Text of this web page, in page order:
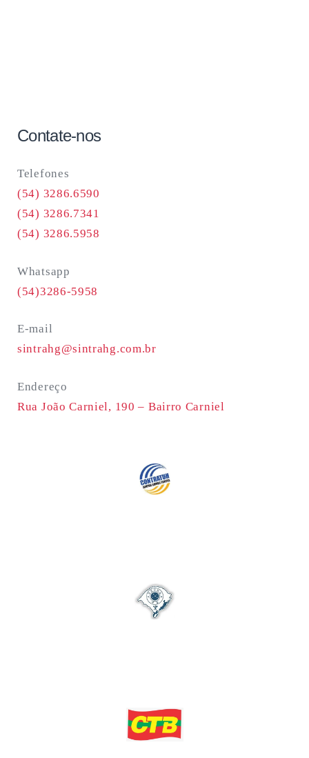
Contate-nos
Telefones
(54) 3286.6590
(54) 3286.7341
(54) 3286.5958
Whatsapp
(54)3286-5958
E-mail
sintrahg@sintrahg.com.br
Endereço
Rua João Carniel, 190 – Bairro Carniel